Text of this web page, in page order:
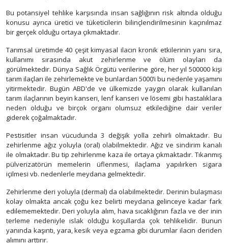
Bu potansiyel tehlike karşısında insan sağlığının risk altında olduğu
konusu ayrıca üretici ve tüketicilerin bilinçlendirilmesinin kaçınılmaz
bir gerçek olduğu ortaya çıkmaktadır.
Tarımsal üretimde 40 çeşit kimyasal ilacın kronik etkilerinin yanı sıra,
kullanımı sırasında akut zehirlenme ve ölüm olayları da
görülmektedir. Dünya Sağlık Örgütü verilerine göre, her yıl 500000 kişi
tarım ilaçları ile zehirlemekte ve bunlardan 5000’i bu nedenle yaşamını
yitirmektedir. Bugün ABD'de ve ülkemizde yaygın olarak kullanılan
tarım ilaçlarının beyin kanseri, lenf kanseri ve lösemi gibi hastalıklara
neden olduğu ve birçok organı olumsuz etkilediğine dair veriler
giderek çoğalmaktadır.
Pestisitler insan vücudunda 3 değişik yolla zehirli olmaktadır. Bu
zehirlenme ağız yoluyla (oral) olabilmektedir. Ağız ve sindirim kanalı
ile olmaktadır. Bu tip zehirlenme kaza ile ortaya çıkmaktadır. Tıkanmış
pülverizatörün memelerin üflenmesi, ilaçlama yapılırken sigara
içilmesi vb. nedenlerle meydana gelmektedir.
Zehirlenme deri yoluyla (dermal) da olabilmektedir. Derinin bulaşması
kolay olmakta ancak çoğu kez belirti meydana gelinceye kadar fark
edilememektedir. Deri yoluyla alım, hava sıcaklığının fazla ve der inin
terleme nedeniyle ıslak olduğu koşullarda çok tehlikelidir. Bunun
yanında kaşıntı, yara, kesik veya egzama gibi durumlar ilacın deriden
alımını arttırır.